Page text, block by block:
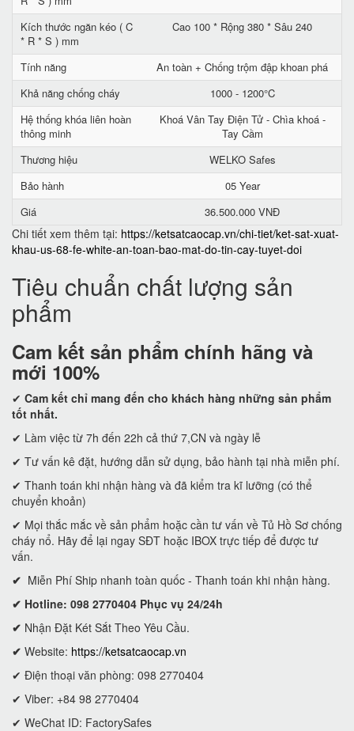
Kích thước ngăn kéo ( C
* R * S ) mm
Cao 100 * Rộng 380 * Sâu 240
Tính năng
An toàn + Chống trộm đập khoan phá
Khả năng chống cháy
1000 - 1200°C
Hệ thống khóa liên hoàn
thông minh
Khoá Vân Tay Điện Tử - Chìa khoá -
Tay Cầm
Thương hiệu
WELKO Safes
Bảo hành
05 Year
Giá
36.500.000 VNĐ
Chi tiết xem thêm tại: https://ketsatcaocap.vn/chi-tiet/ket-sat-xuat-
khau-us-68-fe-white-an-toan-bao-mat-do-tin-cay-tuyet-doi
Tiêu chuẩn chất lượng sản
phẩm
Cam kết sản phẩm chính hãng và
mới 100%
✔ Cam kết chỉ mang đến cho khách hàng những sản phẩm
tốt nhất.
✔ Làm việc từ 7h đến 22h cả thứ 7,CN và ngày lễ
✔ Tư vấn kê đặt, hướng dẫn sử dụng, bảo hành tại nhà miễn phí.
✔ Thanh toán khi nhận hàng và đã kiểm tra kĩ lưỡng (có thể
chuyển khoản)
✔ Mọi thắc mắc về sản phẩm hoặc cần tư vấn về Tủ Hồ Sơ chống
cháy nổ. Hãy để lại ngay SĐT hoặc IBOX trực tiếp để được tư
vấn.
✔ Miễn Phí Ship nhanh toàn quốc - Thanh toán khi nhận hàng.
✔ Hotline: 098 2770404 Phục vụ 24/24h
✔ Nhận Đặt Két Sắt Theo Yêu Cầu.
✔ Website: https://ketsatcaocap.vn
✔ Điện thoại văn phòng: 098 2770404
✔ Viber: +84 98 2770404
✔ WeChat ID: FactorySafes